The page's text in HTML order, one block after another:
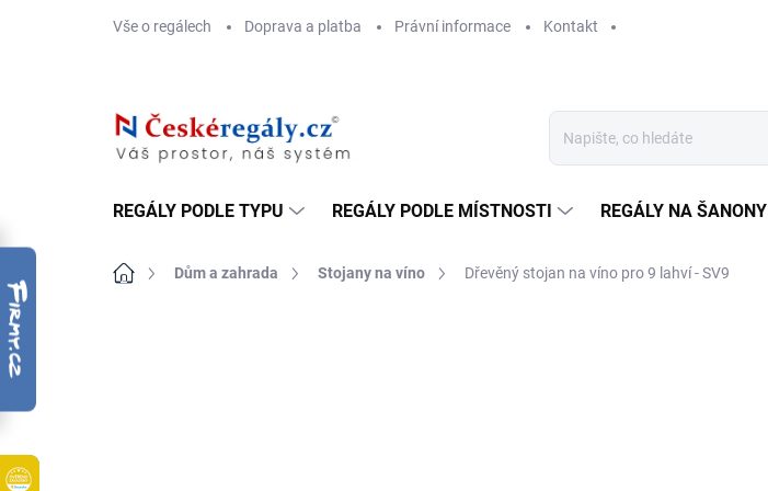
Vše o regálech Doprava a platba Právní informace Kontakt
REGÁLY PODLE TYPU REGÁLY PODLE MÍSTNOSTI REGÁLY NA ŠANONY
Domů Dům a zahrada Stojany na víno Dřevěný stojan na víno pro 9 lahví - SV9